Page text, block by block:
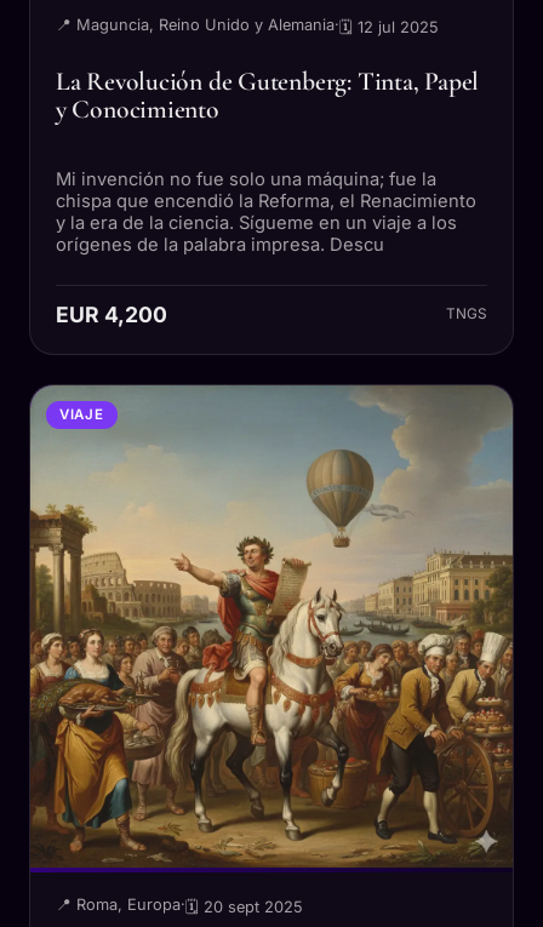
📍 Maguncia, Reino Unido y Alemania· 🗓 12 jul 2025
La Revolución de Gutenberg: Tinta, Papel
y Conocimiento
Mi invención no fue solo una máquina; fue la
chispa que encendió la Reforma, el Renacimiento
y la era de la ciencia. Sígueme en un viaje a los
orígenes de la palabra impresa. Descu
EUR 4,200 TNGS
VIAJE
📍 Roma, Europa· 🗓 20 sept 2025